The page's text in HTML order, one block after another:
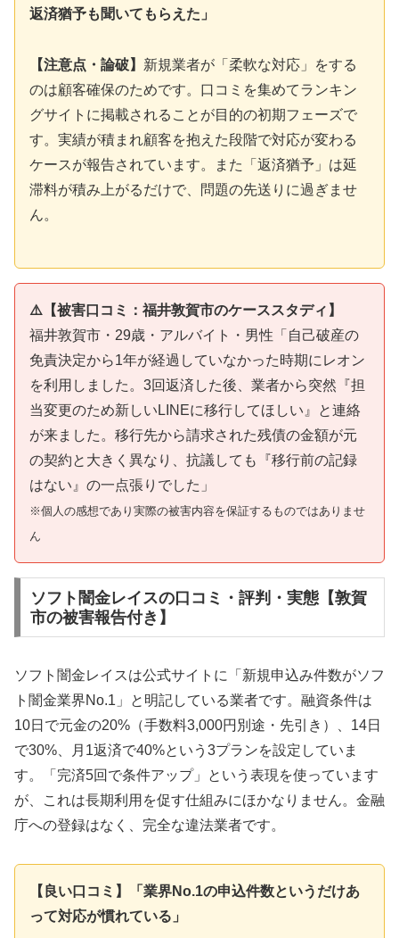
返済猶予も聞いてもらえた」
【注意点・論破】 新規業者が「柔軟な対応」をする
のは顧客確保のためです。口コミを集めてランキン
グサイトに掲載されることが目的の初期フェーズで
す。実績が積まれ顧客を抱えた段階で対応が変わる
ケースが報告されています。また「返済猶予」は延
滞料が積み上がるだけで、問題の先送りに過ぎませ
ん。
⚠️【被害口コミ：福井敦賀市のケーススタディ】
福井敦賀市・29歳・アルバイト・男性「自己破産の
免責決定から1年が経過していなかった時期にレオン
を利用しました。3回返済した後、業者から突然『担
当変更のため新しいLINEに移行してほしい』と連絡
が来ました。移行先から請求された残債の金額が元
の契約と大きく異なり、抗議しても『移行前の記録
はない』の一点張りでした」
※個人の感想であり実際の被害内容を保証するものではありませ
ん
ソフト闇金レイスの口コミ・評判・実態【敦賀
市の被害報告付き】
ソフト闇金レイスは公式サイトに「新規申込み件数がソフ
ト闇金業界No.1」と明記している業者です。融資条件は
10日で元金の20%（手数料3,000円別途・先引き）、14日
で30%、月1返済で40%という3プランを設定していま
す。「完済5回で条件アップ」という表現を使っています
が、これは長期利用を促す仕組みにほかなりません。金融
庁への登録はなく、完全な違法業者です。
【良い口コミ】「業界No.1の申込件数というだけあ
って対応が慣れている」